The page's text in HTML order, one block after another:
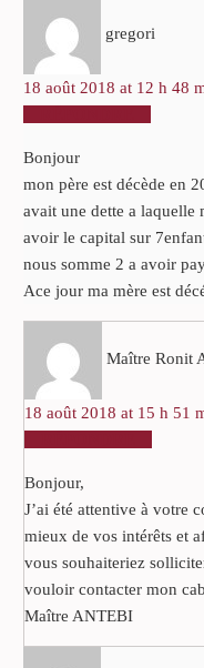
gregori
18 août 2018 at 12 h 48
Bonjour
mon père est décède en
avait une dette a laquelle
avoir le capital sur
nous somme 2 a avoir
Ace jour ma mère est
Maître Ronit
18 août 2018 at 15 h 51
Bonjour,
J’ai été attentive à votre
mieux de vos intérêts et
vous souhaiteriez
vouloir contacter mon
Maître ANTEBI